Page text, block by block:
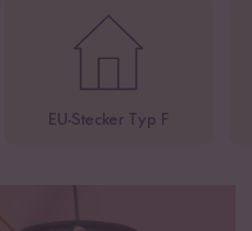
BBQ mit Keramikbeschichtung
und Tipps
V / 50–60 Hz
EU-Stecker Typ F